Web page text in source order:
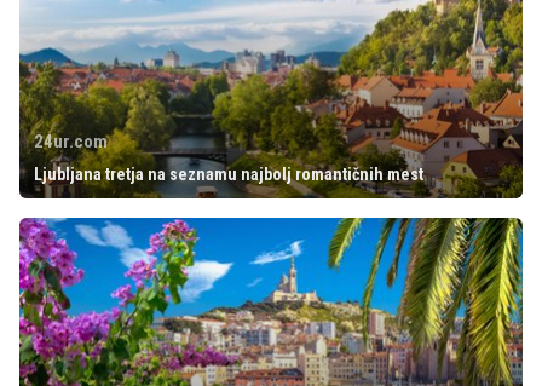
24ur.com
Ljubljana tretja na seznamu najbolj romantičnih mest